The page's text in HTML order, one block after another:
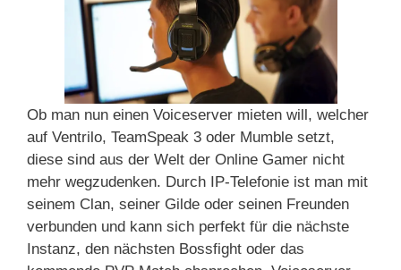
Ob man nun einen Voiceserver mieten will, welcher
auf Ventrilo, TeamSpeak 3 oder Mumble setzt,
diese sind aus der Welt der Online Gamer nicht
mehr wegzudenken. Durch IP-Telefonie ist man mit
seinem Clan, seiner Gilde oder seinen Freunden
verbunden und kann sich perfekt für die nächste
Instanz, den nächsten Bossfight oder das